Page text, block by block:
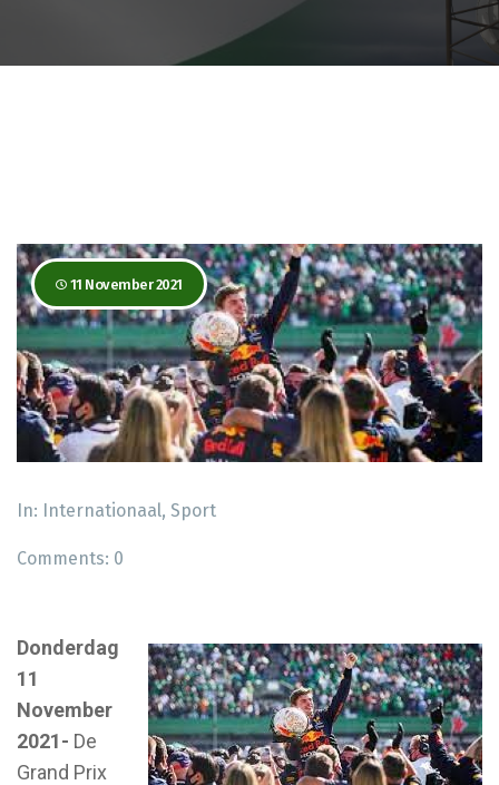
11 November 2021
In: Internationaal, Sport
Comments: 0
Donderdag
11
November
2021- De
Grand Prix